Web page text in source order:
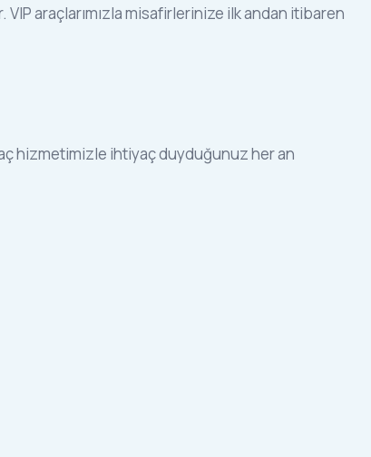
araçlarımızla misafirlerinize ilk andan itibaren
hizmetimizle ihtiyaç duyduğunuz her an